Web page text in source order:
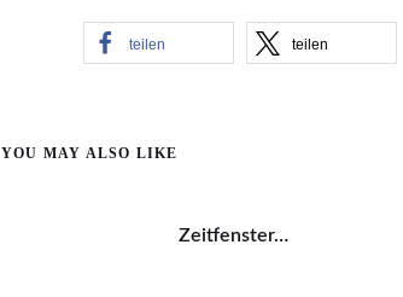
teilen teilen
YOU MAY ALSO LIKE
Zeitfenster…